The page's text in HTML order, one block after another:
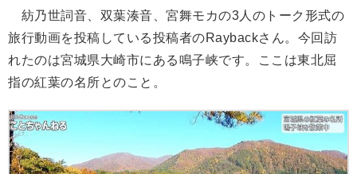
紡乃世詞音、双葉湊音、宮舞モカの3人のトーク形式の
旅行動画を投稿している投稿者のRaybackさん。今回訪
れたのは宮城県大崎市にある鳴子峡です。ここは東北屈
指の紅葉の名所とのこと。